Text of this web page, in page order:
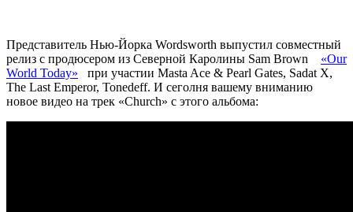
Представитель Нью-Йорка Wordsworth выпустил совместный
релиз с продюсером из Северной Каролины Sam Brown
«Our
World Today» при участии Masta Ace & Pearl Gates, Sadat X,
The Last Emperor, Tonedeff. И сеголня вашему вниманию
новое видео на трек «Church» с этого альбома: